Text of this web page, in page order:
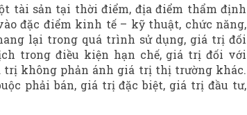
tài sản tại thời điểm, địa điểm thẩm định
đặc điểm kinh tế – kỹ thuật, chức năng,
lại trong quá trình sử dụng, giá trị đối
trong điều kiện hạn chế, giá trị đối với
trị không phản ánh giá trị thị trường khác.
phải bán, giá trị đặc biệt, giá trị đầu tư,